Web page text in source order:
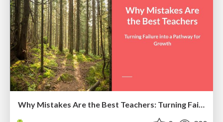
Why Mistakes Are the Best Teachers: Turning Failure into a Pathway for Growth